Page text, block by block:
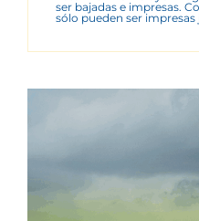
ser bajadas e impresas.
sólo pueden ser